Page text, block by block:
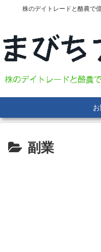
株のデイトレードと酪農で
副業